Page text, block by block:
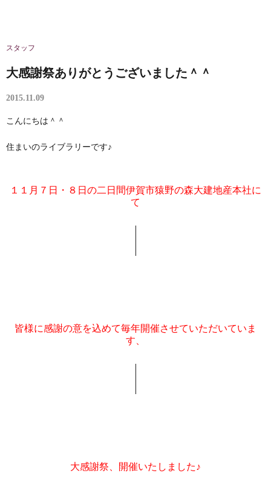
スタッフ
大感謝祭ありがとうございました＾＾
2015.11.09
こんにちは＾＾
住まいのライブラリーです♪
１１月７日・８日の二日間伊賀市猿野の森大建地産本社に
て
皆様に感謝の意を込めて毎年開催させていただいていま
す、
大感謝祭、開催いたしました♪